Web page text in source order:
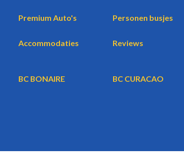
Premium Auto's Personen busjes
Accommodaties Reviews
BC BONAIRE BC CURACAO
WBGBookingCars.nl© 2026